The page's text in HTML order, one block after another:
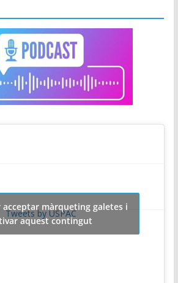
Tweets by USPAC
acceptar màrqueting galetes i
aquest contingut